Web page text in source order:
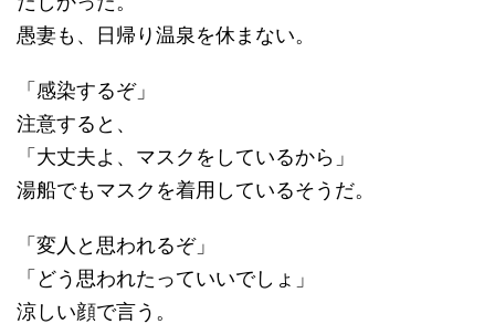
愚妻も、日帰り温泉を休まない。
「感染するぞ」
注意すると、
「大丈夫よ、マスクをしているから」
湯船でもマスクを着用しているそうだ。
「変人と思われるぞ」
「どう思われたっていいでしょ」
涼しい顔で言う。